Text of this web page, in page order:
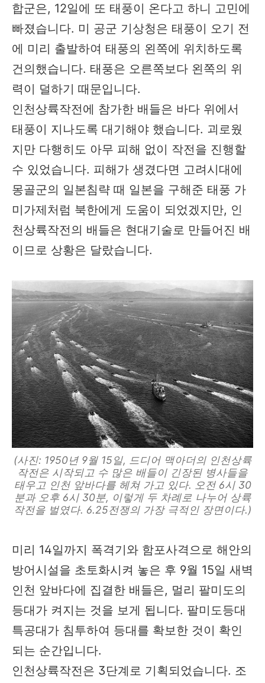
합군은, 12일에 또 태풍이 온다고 하니 고민에
빠졌습니다. 미 공군 기상청은 태풍이 오기 전
에 미리 출발하여 태풍의 왼쪽에 위치하도록
건의했습니다. 태풍은 오른쪽보다 왼쪽의 위
력이 덜하기 때문입니다.
인천상륙작전에 참가한 배들은 바다 위에서
태풍이 지나도록 대기해야 했습니다. 괴로웠
지만 다행히도 아무 피해 없이 작전을 진행할
수 있었습니다. 피해가 생겼다면 고려시대에
몽골군의 일본침략 때 일본을 구해준 태풍 가
미가제처럼 북한에게 도움이 되었겠지만, 인
천상륙작전의 배들은 현대기술로 만들어진 배
이므로 상황은 달랐습니다.
(사진: 1950년 9월 15일, 드디어 맥아더의 인천상륙
작전은 시작되고 수 많은 배들이 긴장된 병사들을
태우고 인천 앞바다를 헤쳐 가고 있다. 오전 6시 30
분과 오후 6시 30분, 이렇게 두 차례로 나누어 상륙
작전을 벌였다. 6.25전쟁의 가장 극적인 장면이다.)
미리 14일까지 폭격기와 함포사격으로 해안의
방어시설을 초토화시켜 놓은 후 9월 15일 새벽
인천 앞바다에 집결한 배들은, 멀리 팔미도의
등대가 켜지는 것을 보게 됩니다. 팔미도등대
특공대가 침투하여 등대를 확보한 것이 확인
되는 순간입니다.
인천상륙작전은 3단계로 기획되었습니다. 조